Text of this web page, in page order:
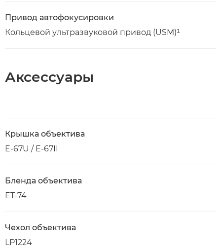
Привод автофокусировки
Кольцевой ультразвуковой привод (USM)¹
Аксессуары
Крышка объектива
E-67U / E-67II
Бленда объектива
ET-74
Чехол объектива
LP1224